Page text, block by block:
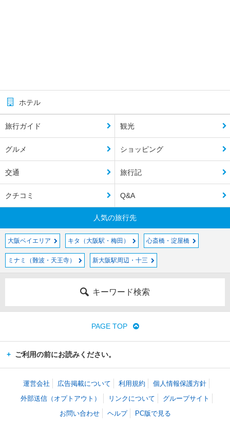
ホテル
旅行ガイド 観光
グルメ ショッピング
交通 旅行記
クチコミ Q&A
人気の旅行先
大阪ベイエリア キタ（大阪駅・梅田） 心斎橋・淀屋橋
ミナミ（難波・天王寺） 新大阪駅周辺・十三
キーワード検索
PAGE TOP
ご利用の前にお読みください。
運営会社 広告掲載について 利用規約
個人情報保護方針
外部送信（オプトアウト）
リンクについて
グループサイト
お問い合わせ
ヘルプ PC版で見る